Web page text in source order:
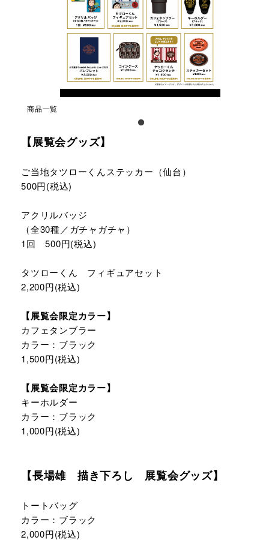
商品一覧
【展覧会グッズ】
ご当地タツローくんステッカー（仙台）
500円(税込)
アクリルバッジ
（全30種／ガチャガチャ）
1回 500円(税込)
タツローくん フィギュアセット
2,200円(税込)
【展覧会限定カラー】
カフェタンブラー
カラー：ブラック
1,500円(税込)
【展覧会限定カラー】
キーホルダー
カラー：ブラック
1,000円(税込)
【長場雄 描き下ろし 展覧会グッズ】
トートバッグ
カラー：ブラック
2,000円(税込)